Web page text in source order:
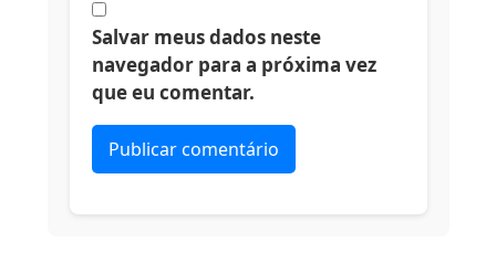
Salvar meus dados neste
navegador para a próxima vez
que eu comentar.